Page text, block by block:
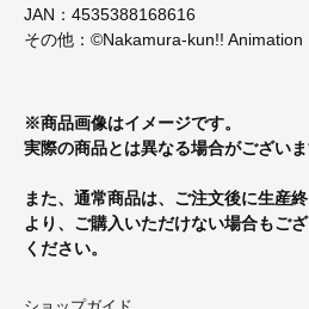
JAN：4535388168616
その他：©Nakamura-kun!! Animation
※商品画像はイメージです。
実際の商品とは異なる場合がございま
また、通常商品は、ご注文後に生産
より、ご購入いただけない場合もご
ください。